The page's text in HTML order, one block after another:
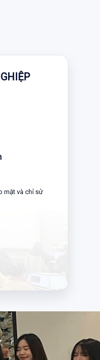
mật và chỉ sử